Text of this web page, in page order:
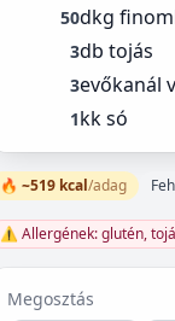
50dkg
3db tojás
3evőkanál
1kk só
🔥 ~519 kcal/adag
⚠️ Allergének: glutén,
Megosztás